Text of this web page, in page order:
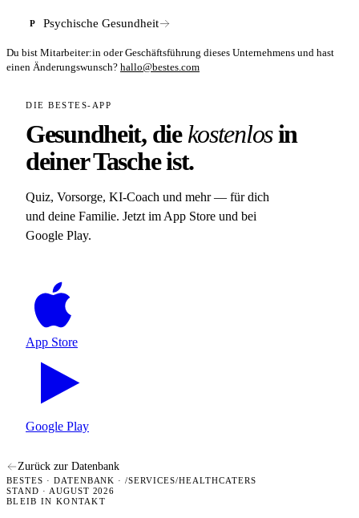
P Psychische Gesundheit
Du bist Mitarbeiter:in oder Geschäftsführung dieses Unternehmens und hast
einen Änderungswunsch? hallo@bestes.com
DIE BESTES-APP
Gesundheit, diekostenlosin
deiner Tasche ist.
Quiz, Vorsorge, KI-Coach und mehr — für dich
und deine Familie. Jetzt im App Store und bei
Google Play.
App Store
Google Play
Zurück zur Datenbank
BESTES · DATENBANK · /SERVICES/HEALTHCATERS
STAND · AUGUST 2026
BLEIB IN KONTAKT